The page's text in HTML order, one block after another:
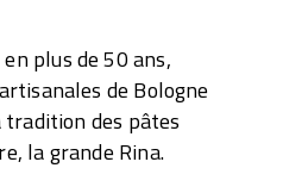
plus de 50 ans,
de Bologne
des pâtes
la grande Rina.